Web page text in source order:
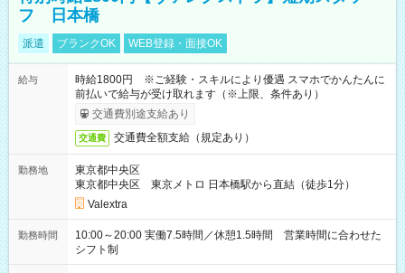
フ 日本橋
派遣 ブランクOK WEB登録・面接OK
給与
時給1800円 ※ご経験・スキルにより優遇 スマホでかんたんに
前払いで給与が受け取れます（※上限、条件あり）
交通費別途支給あり
交通費 交通費全額支給（規定あり）
勤務地
東京都中央区
東京都中央区 東京メトロ 日本橋駅から直結（徒歩1分）
Valextra
勤務時間
10:00～20:00 実働7.5時間／休憩1.5時間 営業時間に合わせた
シフト制